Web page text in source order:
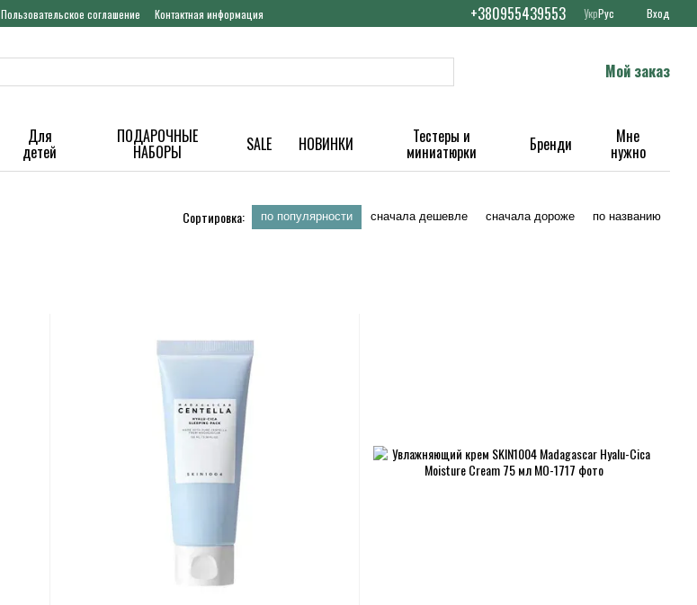
Пользовательское соглашение Контактная информация +380955439553 УкрРус Вход
Мой заказ
Для
детей
ПОДАРОЧНЫЕ
НАБОРЫ SALE НОВИНКИ Тестеры и
миниатюрки Бренди Мне
нужно
Сортировка: по популярности сначала дешевле сначала дороже по названию